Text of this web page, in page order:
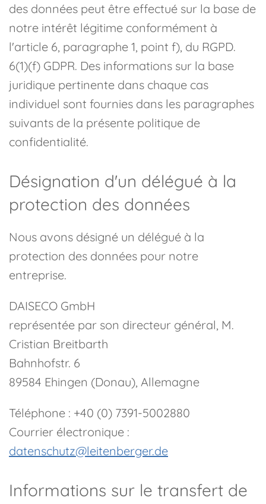
des données peut être effectué sur la base de
notre intérêt légitime conformément à
l'article 6, paragraphe 1, point f), du RGPD.
6(1)(f) GDPR. Des informations sur la base
juridique pertinente dans chaque cas
individuel sont fournies dans les paragraphes
suivants de la présente politique de
confidentialité.
Désignation d'un délégué à la
protection des données
Nous avons désigné un délégué à la
protection des données pour notre
entreprise.
DAISECO GmbH
représentée par son directeur général, M.
Cristian Breitbarth
Bahnhofstr. 6
89584 Ehingen (Donau), Allemagne
Téléphone : +40 (0) 7391-5002880
Courrier électronique :
datenschutz@leitenberger.de
Informations sur le transfert de